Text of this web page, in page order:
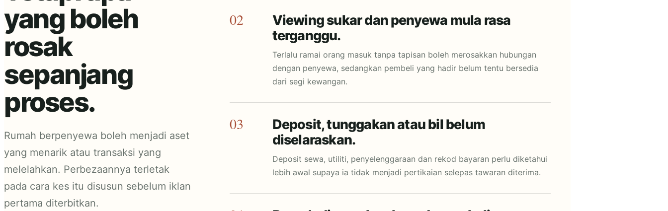
yang boleh
rosak
sepanjang
proses.
Rumah berpenyewa boleh menjadi aset
yang menarik atau transaksi yang
melelahkan. Perbezaannya terletak
pada cara kes itu disusun sebelum iklan
pertama diterbitkan.
02
Viewing sukar dan penyewa mula rasa
terganggu.
Terlalu ramai orang masuk tanpa tapisan boleh merosakkan hubungan
dengan penyewa, sedangkan pembeli yang hadir belum tentu bersedia
dari segi kewangan.
03
Deposit, tunggakan atau bil belum
diselaraskan.
Deposit sewa, utiliti, penyelenggaraan dan rekod bayaran perlu diketahui
lebih awal supaya ia tidak menjadi pertikaian selepas tawaran diterima.